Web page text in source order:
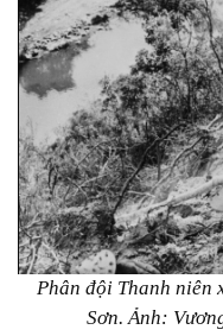
Phân đội Thanh niên
Sơn. Ảnh: